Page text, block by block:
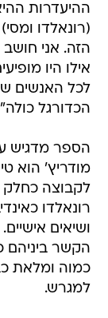
ההיעדרות
(רונאלדו
הזה. אני
אילו היו
לכל האנשים
הכדורגל
הספר מדגיש
מודריץ' הוא
לקבוצה
רונאלדו
ושיאים
הקשר ביניהם
כמוה ומלאת
למגרש.